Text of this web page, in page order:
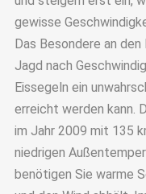
gewisse
Das Besondere an
Jagd nach
Eissegeln ein
erreicht werden kann.
im Jahr 2009 mit 135
niedrigen
benötigen Sie warme